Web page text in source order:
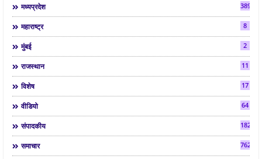
मध्यप्रदेश 3892
महाराष्ट्र 8
मुंबई 2
राजस्थान 11
विशेष 17
वीडियो 64
संपादकीय 182
समाचार 7624